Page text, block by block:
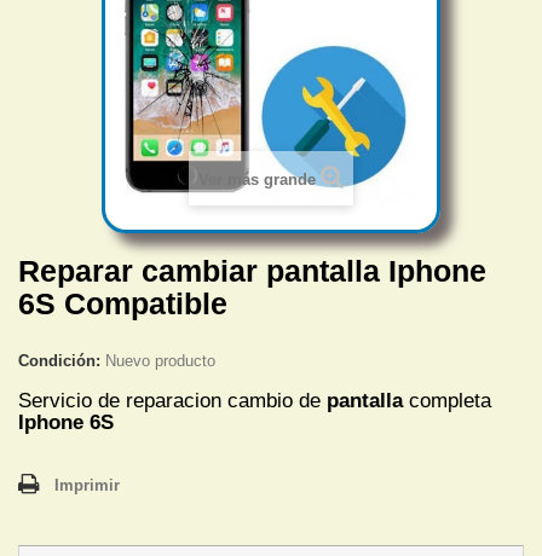
Ver más grande
Reparar cambiar pantalla Iphone
6S Compatible
Condición: Nuevo producto
Servicio de reparacion cambio de pantallacompleta
Iphone 6S
Imprimir